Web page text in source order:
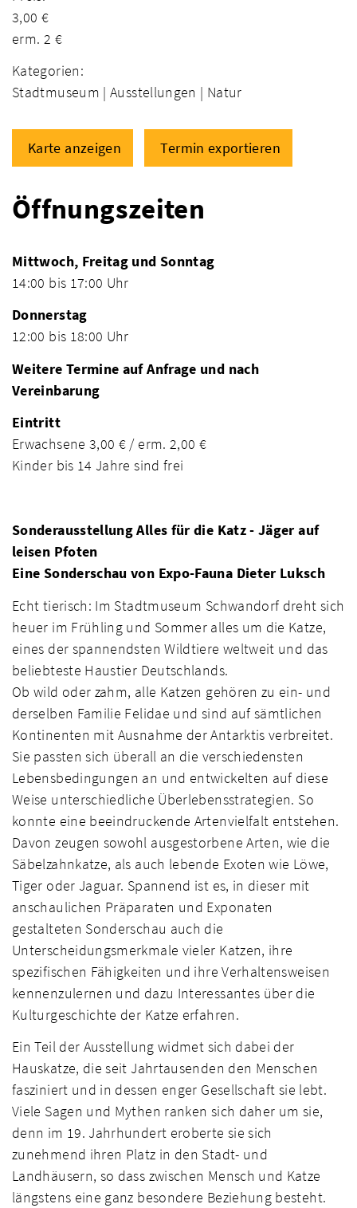
3,00 €
erm. 2 €
Kategorien:
Stadtmuseum | Ausstellungen | Natur
Karte anzeigen Termin exportieren
Öffnungszeiten
Mittwoch, Freitag und Sonntag
14:00 bis 17:00 Uhr
Donnerstag
12:00 bis 18:00 Uhr
Weitere Termine auf Anfrage und nach
Vereinbarung
Eintritt
Erwachsene 3,00 € / erm. 2,00 €
Kinder bis 14 Jahre sind frei
Sonderausstellung Alles für die Katz - Jäger auf
leisen Pfoten
Eine Sonderschau von Expo-Fauna Dieter Luksch
Echt tierisch: Im Stadtmuseum Schwandorf dreht sich
heuer im Frühling und Sommer alles um die Katze,
eines der spannendsten Wildtiere weltweit und das
beliebteste Haustier Deutschlands.
Ob wild oder zahm, alle Katzen gehören zu ein- und
derselben Familie Felidae und sind auf sämtlichen
Kontinenten mit Ausnahme der Antarktis verbreitet.
Sie passten sich überall an die verschiedensten
Lebensbedingungen an und entwickelten auf diese
Weise unterschiedliche Überlebensstrategien. So
konnte eine beeindruckende Artenvielfalt entstehen.
Davon zeugen sowohl ausgestorbene Arten, wie die
Säbelzahnkatze, als auch lebende Exoten wie Löwe,
Tiger oder Jaguar. Spannend ist es, in dieser mit
anschaulichen Präparaten und Exponaten
gestalteten Sonderschau auch die
Unterscheidungsmerkmale vieler Katzen, ihre
spezifischen Fähigkeiten und ihre Verhaltensweisen
kennenzulernen und dazu Interessantes über die
Kulturgeschichte der Katze erfahren.
Ein Teil der Ausstellung widmet sich dabei der
Hauskatze, die seit Jahrtausenden den Menschen
fasziniert und in dessen enger Gesellschaft sie lebt.
Viele Sagen und Mythen ranken sich daher um sie,
denn im 19. Jahrhundert eroberte sie sich
zunehmend ihren Platz in den Stadt- und
Landhäusern, so dass zwischen Mensch und Katze
längstens eine ganz besondere Beziehung besteht.